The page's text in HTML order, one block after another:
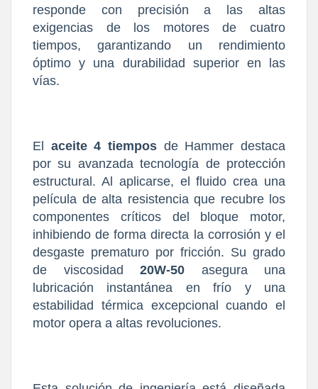
responde con precisión a las altas
exigencias de los motores de cuatro
tiempos, garantizando un rendimiento
óptimo y una durabilidad superior en las
vías.
El aceite 4 tiempos de Hammer destaca
por su avanzada tecnología de protección
estructural. Al aplicarse, el fluido crea una
película de alta resistencia que recubre los
componentes críticos del bloque motor,
inhibiendo de forma directa la corrosión y el
desgaste prematuro por fricción. Su grado
de viscosidad 20W-50 asegura una
lubricación instantánea en frío y una
estabilidad térmica excepcional cuando el
motor opera a altas revoluciones.